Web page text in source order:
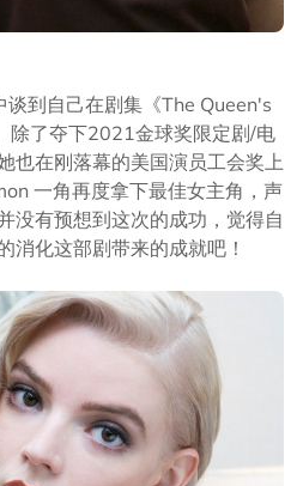
到自己在剧集《The Queen's
除了夺下2021金球奖限定剧/电
也在刚落幕的美国演员工会奖上
一角再度拿下最佳女主角，声
没有预想到这次的成功，觉得自
消化这部剧带来的成就吧！